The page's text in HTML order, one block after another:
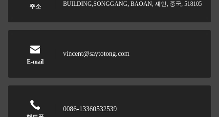
주소
BUILDING,SONGGANG, BAOAN, 셰인, 중국, 518105
E-mail
vincent@saytotong.com
0086-13360532539